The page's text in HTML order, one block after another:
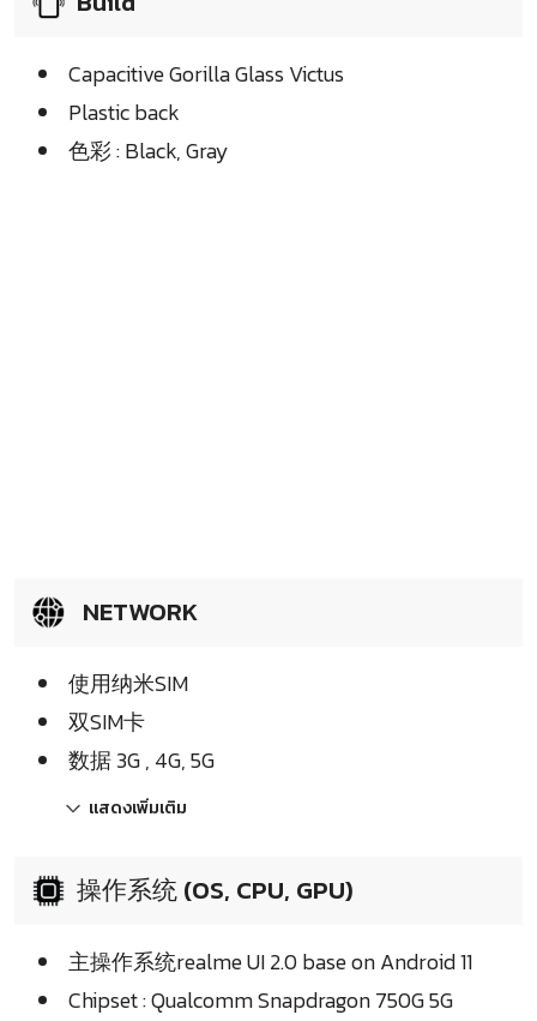
Capacitive Gorilla Glass Victus
Plastic back
色彩 : Black, Gray
NETWORK
使用纳米SIM
双SIM卡
数据 3G , 4G, 5G
แสดงเพิ่มเติม
操作系统 (OS, CPU, GPU)
主操作系统realme UI 2.0 base on Android 11
Chipset : Qualcomm Snapdragon 750G 5G